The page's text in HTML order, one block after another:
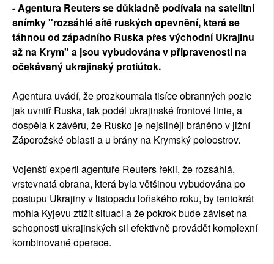
- Agentura Reuters se důkladně podívala na satelitní
snímky "rozsáhlé sítě ruských opevnění, která se
táhnou od západního Ruska přes východní Ukrajinu
až na Krym" a jsou vybudována v připravenosti na
očekávaný ukrajinský protiútok.
Agentura uvádí, že prozkoumala tisíce obranných pozic
jak uvnitř Ruska, tak podél ukrajinské frontové linie, a
dospěla k závěru, že Rusko je nejsilněji bráněno v jižní
Záporožské oblasti a u brány na Krymský poloostrov.
Vojenští experti agentuře Reuters řekli, že rozsáhlá,
vrstevnatá obrana, která byla většinou vybudována po
postupu Ukrajiny v listopadu loňského roku, by tentokrát
mohla Kyjevu ztížit situaci a že pokrok bude záviset na
schopnosti ukrajinských sil efektivně provádět komplexní
kombinované operace.